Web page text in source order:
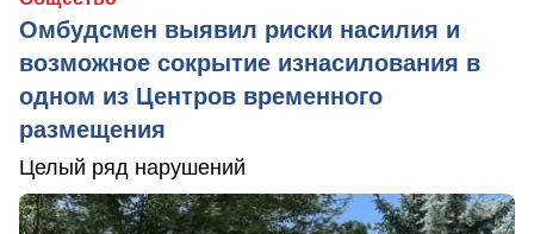
Омбудсмен выявил риски насилия и
возможное сокрытие изнасилования в
одном из Центров временного
размещения
Целый ряд нарушений